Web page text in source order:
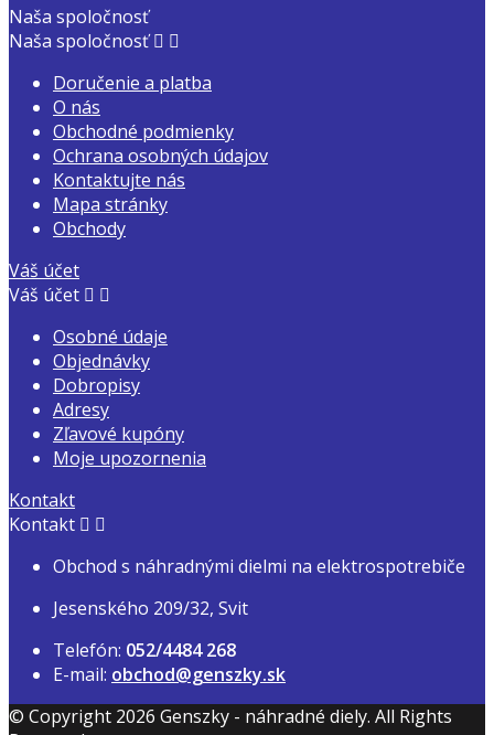
Naša spoločnosť
Naša spoločnosť  
Doručenie a platba
O nás
Obchodné podmienky
Ochrana osobných údajov
Kontaktujte nás
Mapa stránky
Obchody
Váš účet
Váš účet  
Osobné údaje
Objednávky
Dobropisy
Adresy
Zľavové kupóny
Moje upozornenia
Kontakt
Kontakt  
Obchod s náhradnými dielmi na elektrospotrebiče
Jesenského 209/32, Svit
Telefón: 052/4484 268
E-mail: obchod@genszky.sk
© Copyright 2026 Genszky - náhradné diely. All Rights